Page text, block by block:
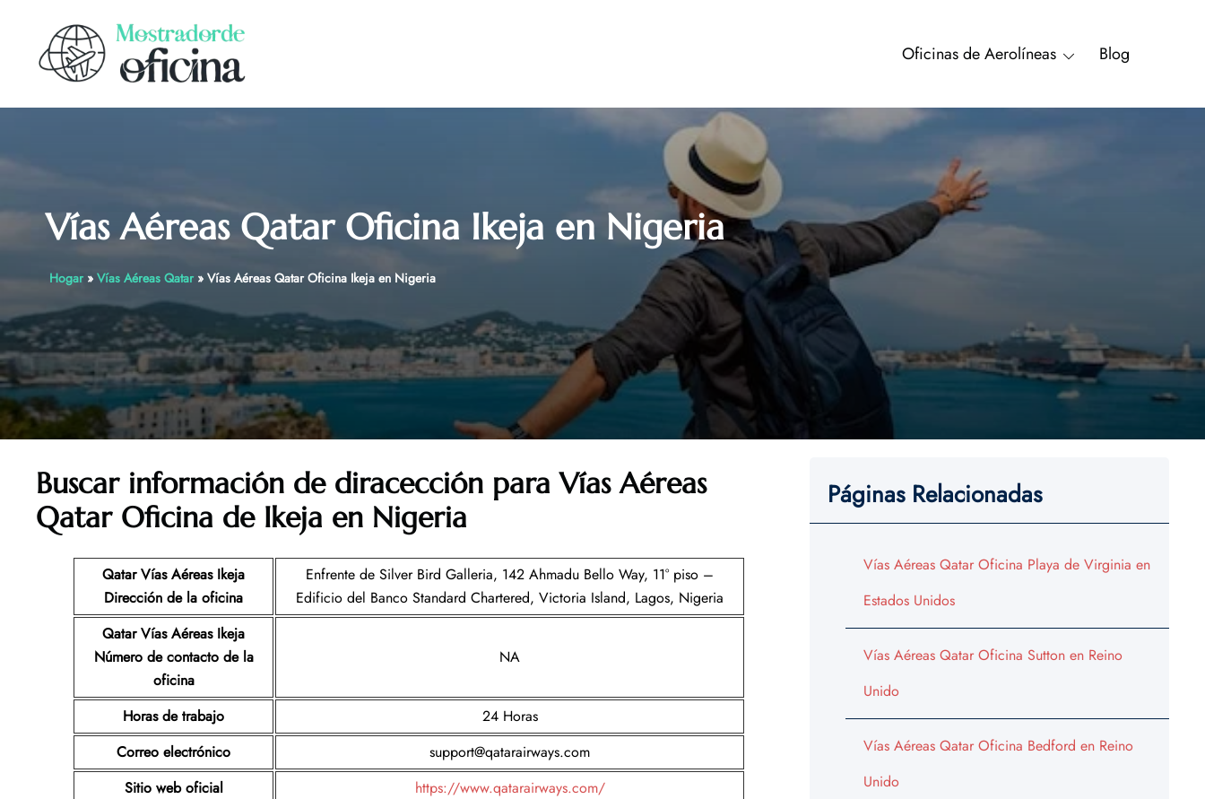
content
Oficinas de Aerolíneas Blog
Vías Aéreas Qatar Oficina Ikeja en Nigeria
Hogar» Vías Aéreas Qatar» Vías Aéreas Qatar Oficina Ikeja en Nigeria
Buscar información de diracección para Vías Aéreas
Qatar Oficina de Ikeja en Nigeria
Qatar Vías Aéreas Ikeja
Dirección de la oficina
Enfrente de Silver Bird Galleria, 142 Ahmadu Bello Way, 11° piso –
Edificio del Banco Standard Chartered, Victoria Island, Lagos, Nigeria
Qatar Vías Aéreas Ikeja
Número de contacto de la
oficina
NA
Horas de trabajo
24 Horas
Correo electrónico
support@qatarairways.com
Sitio web oficial
https://www.qatarairways.com/
Páginas Relacionadas
Vías Aéreas Qatar Oficina Playa de Virginia en
Estados Unidos
Vías Aéreas Qatar Oficina Sutton en Reino
Unido
Vías Aéreas Qatar Oficina Bedford en Reino
Unido